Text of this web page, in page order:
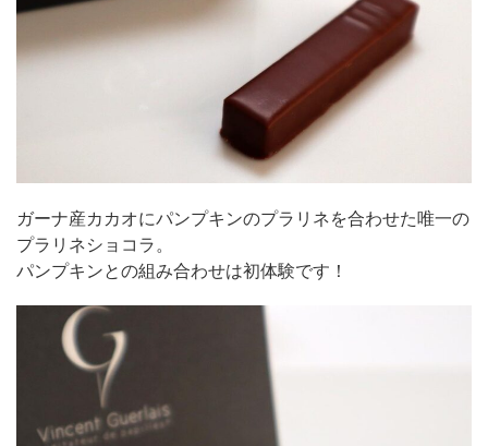
ガーナ産カカオにパンプキンのプラリネを合わせた唯一の
プラリネショコラ。
パンプキンとの組み合わせは初体験です！